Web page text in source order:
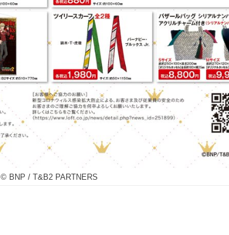
© BNP / T&B2 PARTNERS